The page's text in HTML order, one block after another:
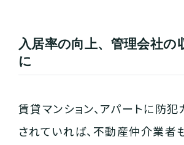
入居率の向上、管理会社の
に
賃貸マンション、アパートに防
されていれば、不動産仲介業者